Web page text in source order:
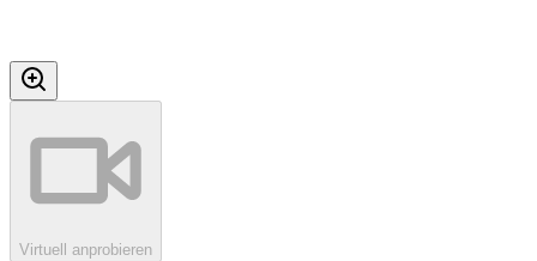
Virtuell anprobieren